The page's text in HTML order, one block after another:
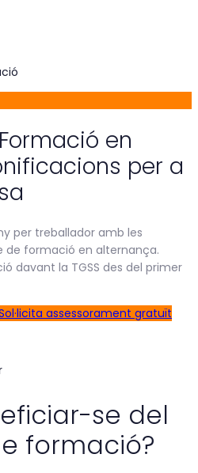
en
per a
per treballador amb les
formació en alternança.
davant la TGSS des del primer
assessorament gratuït
se del
formació?